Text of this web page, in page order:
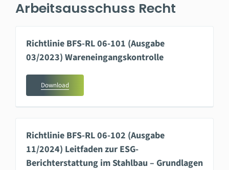
Arbeitsausschuss Recht
Richtlinie BFS-RL 06-101 (Ausgabe
03/2023) Wareneingangskontrolle
Download
Richtlinie BFS-RL 06-102 (Ausgabe
11/2024) Leitfaden zur ESG-
Berichterstattung im Stahlbau – Grundlagen